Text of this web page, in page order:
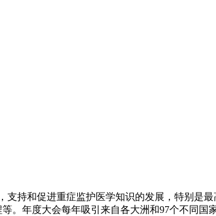
持和促进重症监护医学知识的发展，特别是
年度大会每年吸引来自各大洲和97个不同国